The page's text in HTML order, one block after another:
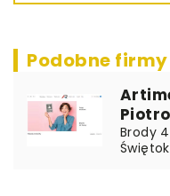
Podobne firmy
Brody